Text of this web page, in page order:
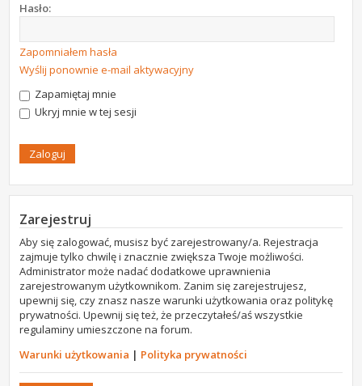
Hasło:
Zapomniałem hasła
Wyślij ponownie e-mail aktywacyjny
Zapamiętaj mnie
Ukryj mnie w tej sesji
Zarejestruj
Aby się zalogować, musisz być zarejestrowany/a. Rejestracja
zajmuje tylko chwilę i znacznie zwiększa Twoje możliwości.
Administrator może nadać dodatkowe uprawnienia
zarejestrowanym użytkownikom. Zanim się zarejestrujesz,
upewnij się, czy znasz nasze warunki użytkowania oraz politykę
prywatności. Upewnij się też, że przeczytałeś/aś wszystkie
regulaminy umieszczone na forum.
Warunki użytkowania | Polityka prywatności